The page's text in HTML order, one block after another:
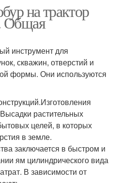
на трактор
Общая
инструмент для
скважин, отверстий и
формы. Они используются
растительных
целей, в которых
в земле.
заключается в быстром и
ям цилиндрического вида
В зависимости от